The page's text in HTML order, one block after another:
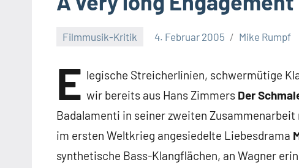
Filmmusik-Kritik 4. Februar 2005 Mike Rumpf
E legische Streicherlinien, schwermütige
wir bereits aus Hans Zimmers Der
Badalamenti in seiner zweiten Zusammenarbeit
im ersten Weltkrieg angesiedelte Liebesdrama
synthetische Bass-Klangflächen, an Wagner